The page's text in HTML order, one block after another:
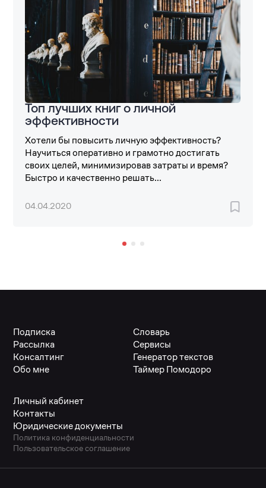
Топ лучших книг о личной
эффективности
Хотели бы повысить личную эффективность?
Научиться оперативно и грамотно достигать
своих целей, минимизировав затраты и время?
Быстро и качественно решать...
04.04.2020
Подписка
Рассылка
Консалтинг
Обо мне
Словарь
Сервисы
Генератор текстов
Таймер Помодоро
Личный кабинет
Контакты
Юридические документы
Политика конфиденциальности
Пользовательское соглашение